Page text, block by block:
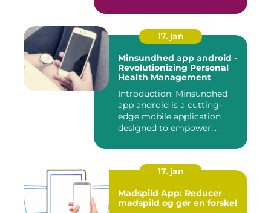
17. jan
Minsundhed app android -
Revolutionizing Personal
Health Management
Introduction: Minsundhed
app android is a cutting-
edge mobile application
designed to empower
17. jan
Madspild App: Reducer
madspild og gør en forskel